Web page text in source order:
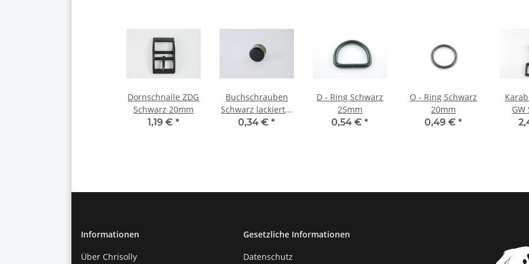
Dornschnalle ZDG
Schwarz 20mm
1,19 € *
Buchschrauben
Schwarz lackiert 5
mm, Kopf 10 mm
0,34 €*
D - Ring Schwarz
25mm
0,54 €*
O - Ring Schwarz
20mm
0,49 € *
GW
Informationen
Über Chrisolly
Gesetzliche Informationen
Datenschutz